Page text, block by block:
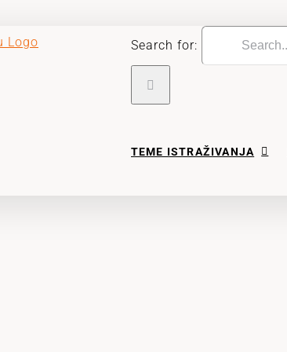
Search for:
TEME ISTRAŽIVANJA